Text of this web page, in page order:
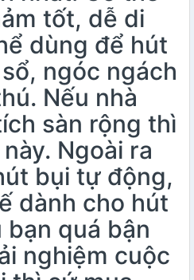
tốt, dễ di
dùng để hút
ngóc ngách
Nếu nhà
sàn rộng thì
Ngoài ra
bụi tự động,
dành cho hút
bạn quá bận
nghiệm cuộc